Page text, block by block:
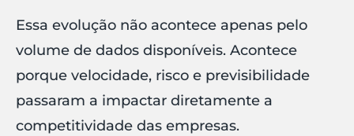
Essa evolução não acontece apenas pelo
volume de dados disponíveis. Acontece
porque velocidade, risco e previsibilidade
passaram a impactar diretamente a
competitividade das empresas.